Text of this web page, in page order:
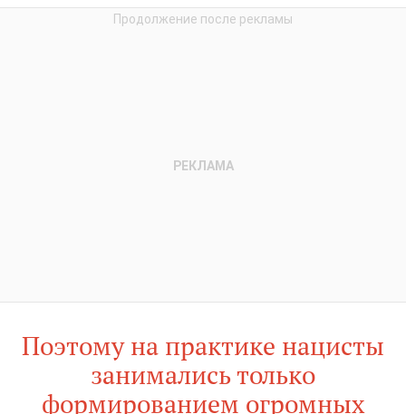
Поэтому на практике нацисты
занимались только
формированием огромных